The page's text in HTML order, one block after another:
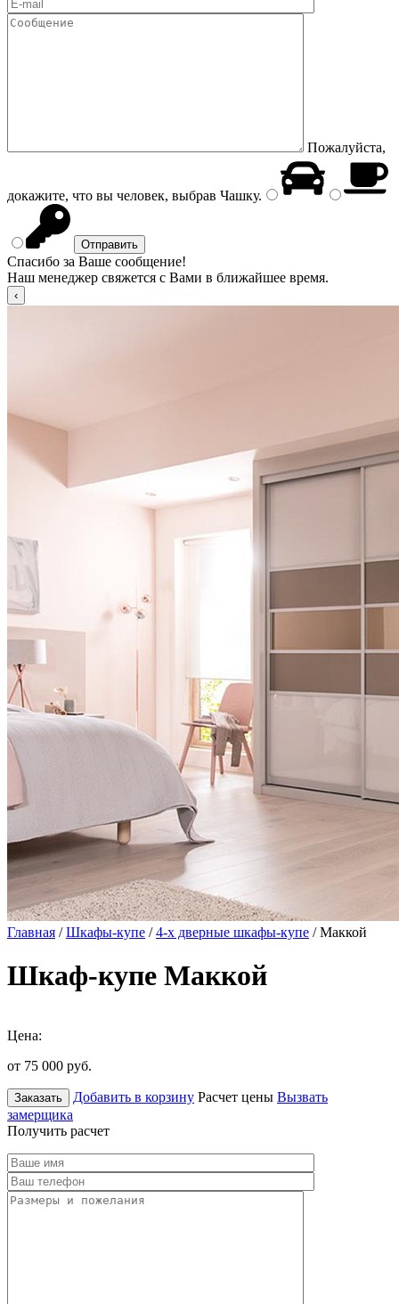
Пожалуйста,
докажите, что вы человек, выбрав Чашку.
Спасибо за Ваше сообщение!
Наш менеджер свяжется с Вами в ближайшее время.
Главная /Шкафы-купе /4-х дверные шкафы-купе / Маккой
Шкаф-купе Маккой
Цена:
от 75 000 руб.
Заказать Добавить в корзину Расчет цены Вызвать
замерщика
Получить расчет